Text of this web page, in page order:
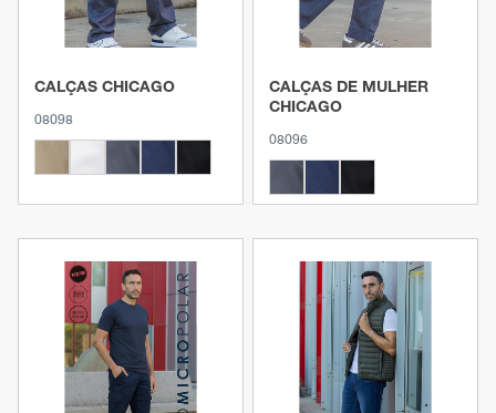
CALÇAS CHICAGO
08098
CALÇAS DE MULHER
CHICAGO
08096
Ver produto Ver produto